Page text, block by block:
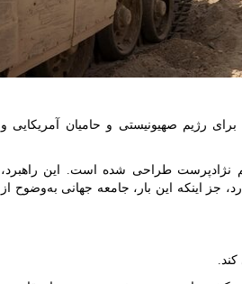
رژیم صهیونیستی و حامیان آمریکایی و
نژادپرست طراحی شده است. این راهبرد،
جز اینکه این بار، جامعه جهانی به‌وضوح از